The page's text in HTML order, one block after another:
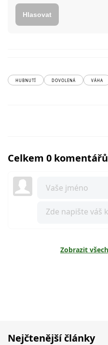
Hlasovat
HUBNUTÍ DOVOLENÁ VÁHA
Celkem 0 komentářů
Zobrazit
Nejčtenější články